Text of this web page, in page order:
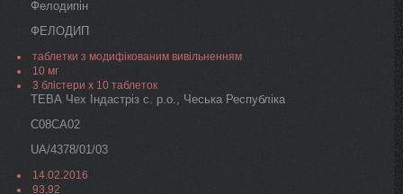
Фелодипін
ФЕЛОДИП
таблетки з модифікованим вивільненням
10 мг
3 блістери х 10 таблеток
ТЕВА Чех Індастріз с. р.о., Чеська Республіка
C08CA02
UA/4378/01/03
14.02.2016
93,92